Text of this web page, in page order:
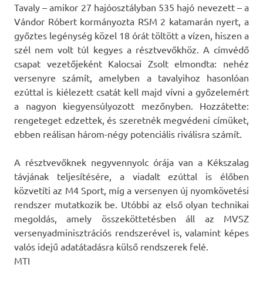
Tavaly – amikor 27 hajóosztályban 535 hajó nevezett – a
Vándor Róbert kormányozta RSM 2 katamarán nyert, a
győztes legénység közel 18 órát töltött a vízen, hiszen a
szél nem volt túl kegyes a résztvevőkhöz. A címvédő
csapat vezetőjeként Kalocsai Zsolt elmondta: nehéz
versenyre számít, amelyben a tavalyihoz hasonlóan
ezúttal is kiélezett csatát kell majd vívni a győzelemért
a nagyon kiegyensúlyozott mezőnyben. Hozzátette:
rengeteget edzettek, és szeretnék megvédeni címüket,
ebben reálisan három-négy potenciális riválisra számít.
A résztvevőknek negyvennyolc órája van a Kékszalag
távjának teljesítésére, a viadalt ezúttal is élőben
közvetíti az M4 Sport, míg a versenyen új nyomkövetési
rendszer mutatkozik be. Utóbbi az első olyan technikai
megoldás, amely összeköttetésben áll az MVSZ
versenyadminisztrációs rendszerével is, valamint képes
valós idejű adatátadásra külső rendszerek felé.
MTI